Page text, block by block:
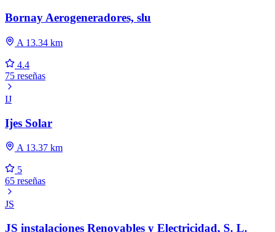
Bornay Aerogeneradores, slu
A 13.34 km
4.4
75 reseñas
IJ
Ijes Solar
A 13.37 km
5
65 reseñas
JS
JS instalaciones Renovables y Electricidad, S. L.